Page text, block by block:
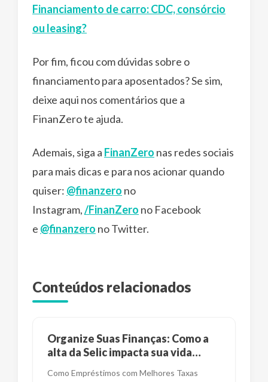
Financiamento de carro: CDC, consórcio
ou leasing?
Por fim, ficou com dúvidas sobre o
financiamento para aposentados? Se sim,
deixe aqui nos comentários que a
FinanZero te ajuda.
Ademais, siga a FinanZero nas redes sociais
para mais dicas e para nos acionar quando
quiser: @finanzero no
Instagram,/FinanZero no Facebook
e @finanzero no Twitter.
Conteúdos relacionados
Organize Suas Finanças: Como a
alta da Selic impacta sua vida
Como Empréstimos com Melhores Taxas